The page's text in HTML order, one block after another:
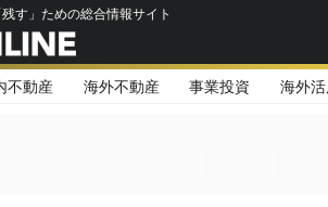
す」ための総合情報サイト
不動産 海外不動産 事業投資 海外活